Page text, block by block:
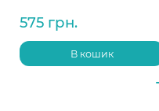
575 грн.
В кошик